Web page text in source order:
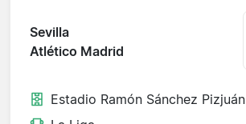
Sevilla
Atlético Madrid
Estadio Ramón Sánchez Pizjuán